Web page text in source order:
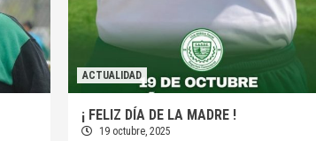
ACTUALIDAD
¡ FELIZ DÍA DE LA MADRE !
19 octubre, 2025